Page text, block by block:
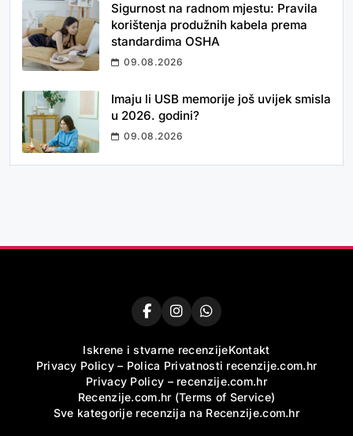
Sigurnost na radnom mjestu: Pravila
korištenja produžnih kabela prema
standardima OSHA
09.08.2026
Imaju li USB memorije još uvijek smisla
u 2026. godini?
09.08.2026
Iskrene i stvarne recenzijeKontakt
Privacy Policy – Polica Privatnosti recenzije.com.hr
Privacy Policy – recenzije.com.hr
Recenzije.com.hr (Terms of Service)
Sve kategorije recenzija na Recenzije.com.hr